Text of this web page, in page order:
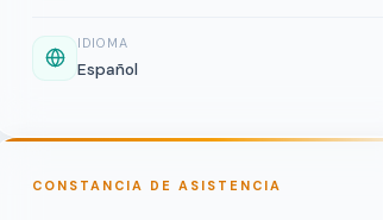
IDIOMA
Español
CONSTANCIA DE ASISTENCIA